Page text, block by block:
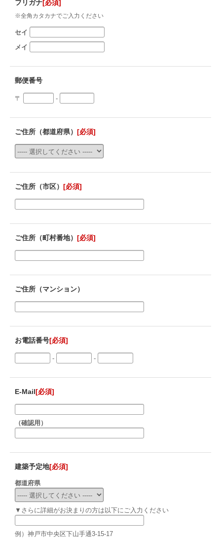
フリガナ[必須]
※全角カタカナでご入力ください
セイ
メイ
郵便番号
〒 -
ご住所（都道府県） [必須]
ご住所（市区） [必須]
ご住所（町村番地） [必須]
ご住所（マンション）
お電話番号[必須]
- -
E-Mail[必須]
（確認用）
建築予定地[必須]
都道府県
▼さらに詳細がお決まりの方は以下にご入力ください
例）神戸市中央区下山手通3-15-17